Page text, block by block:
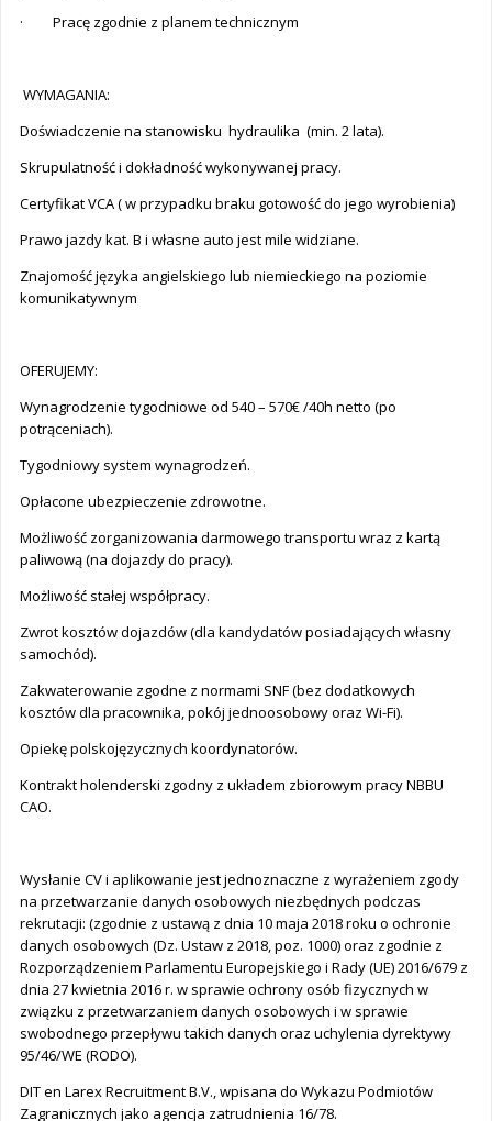
· Pracę zgodnie z planem technicznym
WYMAGANIA:
Doświadczenie na stanowisku hydraulika (min. 2 lata).
Skrupulatność i dokładność wykonywanej pracy.
Certyfikat VCA ( w przypadku braku gotowość do jego wyrobienia)
Prawo jazdy kat. B i własne auto jest mile widziane.
Znajomość języka angielskiego lub niemieckiego na poziomie
komunikatywnym
OFERUJEMY:
Wynagrodzenie tygodniowe od 540 – 570€ /40h netto (po
potrąceniach).
Tygodniowy system wynagrodzeń.
Opłacone ubezpieczenie zdrowotne.
Możliwość zorganizowania darmowego transportu wraz z kartą
paliwową (na dojazdy do pracy).
Możliwość stałej współpracy.
Zwrot kosztów dojazdów (dla kandydatów posiadających własny
samochód).
Zakwaterowanie zgodne z normami SNF (bez dodatkowych
kosztów dla pracownika, pokój jednoosobowy oraz Wi-Fi).
Opiekę polskojęzycznych koordynatorów.
Kontrakt holenderski zgodny z układem zbiorowym pracy NBBU
CAO.
Wysłanie CV i aplikowanie jest jednoznaczne z wyrażeniem zgody
na przetwarzanie danych osobowych niezbędnych podczas
rekrutacji: (zgodnie z ustawą z dnia 10 maja 2018 roku o ochronie
danych osobowych (Dz. Ustaw z 2018, poz. 1000) oraz zgodnie z
Rozporządzeniem Parlamentu Europejskiego i Rady (UE) 2016/679 z
dnia 27 kwietnia 2016 r. w sprawie ochrony osób fizycznych w
związku z przetwarzaniem danych osobowych i w sprawie
swobodnego przepływu takich danych oraz uchylenia dyrektywy
95/46/WE (RODO).
DIT en Larex Recruitment B.V., wpisana do Wykazu Podmiotów
Zagranicznych jako agencja zatrudnienia 16/78.